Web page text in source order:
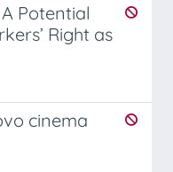
Potential
Right as
cinema